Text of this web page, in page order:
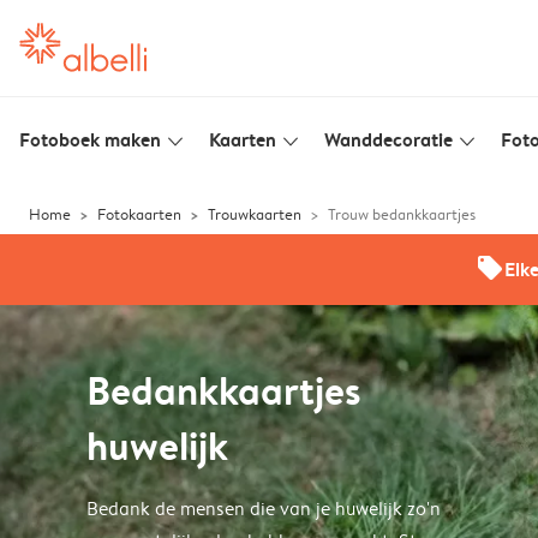
Fotoboek maken slim_arrow_down Kaarten slim_arrow_down Wanddecoratie slim_arrow_down
Home Fotokaarten Trouwkaarten Trouw bedankkaartjes
offers
Bedankkaartjes
huwelijk
Bedank de mensen die van je huwelijk zo'n